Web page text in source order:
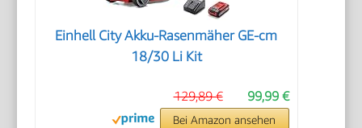
Einhell City Akku-Rasenmäher GE-cm
18/30 Li Kit
99,99 €
129,89 €
Bei Amazon ansehen